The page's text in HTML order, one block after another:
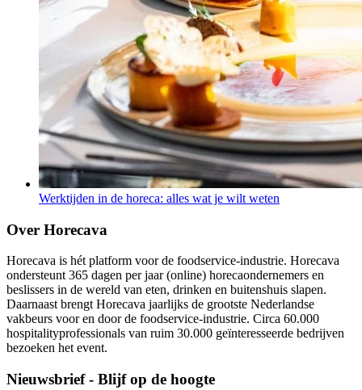
Werktijden in de horeca: alles wat je wilt weten
Over Horecava
Horecava is hét platform voor de foodservice-industrie. Horecava
ondersteunt 365 dagen per jaar (online) horecaondernemers en
beslissers in de wereld van eten, drinken en buitenshuis slapen.
Daarnaast brengt Horecava jaarlijks de grootste Nederlandse
vakbeurs voor en door de foodservice-industrie. Circa 60.000
hospitalityprofessionals van ruim 30.000 geïnteresseerde bedrijven
bezoeken het event.
Nieuwsbrief - Blijf op de hoogte